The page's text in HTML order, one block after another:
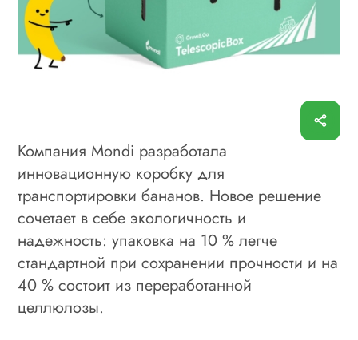
Компания Mondi разработала
инновационную коробку для
транспортировки бананов. Новое решение
сочетает в себе экологичность и
надежность: упаковка на 10 % легче
стандартной при сохранении прочности и на
40 % состоит из переработанной
целлюлозы.